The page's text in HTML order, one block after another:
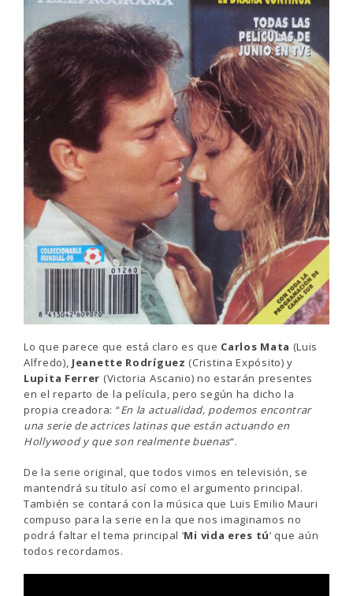
Lo que parece que está claro es que Carlos Mata (Luis
Alfredo), Jeanette Rodríguez (Cristina Expósito) y
Lupita Ferrer (Victoria Ascanio) no estarán presentes
en el reparto de la película, pero según ha dicho la
propia creadora: “En la actualidad, podemos encontrar
una serie de actrices latinas que están actuando en
Hollywood y que son realmente buenas“.
De la serie original, que todos vimos en televisión, se
mantendrá su título así como el argumento principal.
También se contará con la música que Luis Emilio Mauri
compuso para la serie en la que nos imaginamos no
podrá faltar el tema principal ‘Mi vida eres tú‘ que aún
todos recordamos.